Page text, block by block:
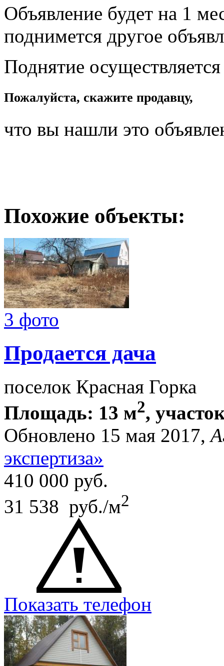
Объявление будет на 1
поднимется другое
Поднятие
Пожалуйста, скажите продавцу,
что вы нашли это
Похожие объекты:
3 фото
Продается дача
поселок Красная Горка
Площадь: 13 м2,
Обновлено 15 мая 2017,
экспертиза»
410 000 руб.
31 538 руб./м2
Показать телефон